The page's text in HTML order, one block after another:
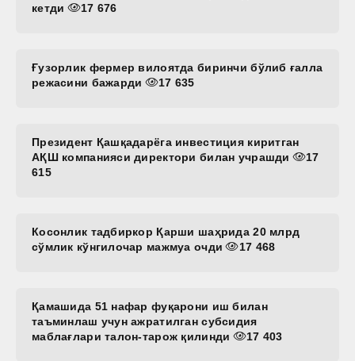
кетди
17 676
Ғузорлик фермер вилоятда биринчи бўлиб ғалла
режасини бажарди
17 635
Президент Қашқадарёга инвестиция киритган
АҚШ компанияси директори билан учрашди
17
615
Косонлик тадбиркор Қарши шаҳрида 20 млрд
сўмлик кўнгилочар мажмуа очди
17 468
Қамашида 51 нафар фуқарони иш билан
таъминлаш учун ажратилган субсидия
маблағлари талон-тарож қилинди
17 403